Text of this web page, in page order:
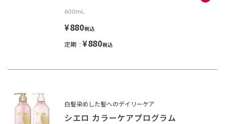
600mL
¥880税込
定期 ¥880税込
白髪染めした髪へのデイリーケア
シエロ カラーケアプログラム